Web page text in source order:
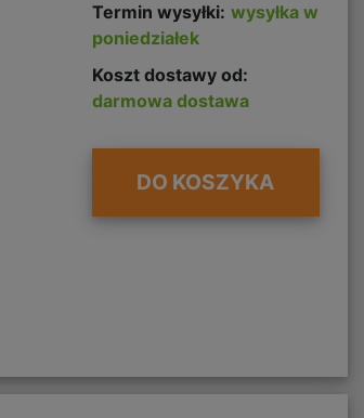
Termin wysyłki: wysyłka w
poniedziałek
Koszt dostawy od:
darmowa dostawa
DO KOSZYKA